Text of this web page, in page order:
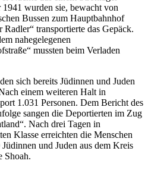
wurden sie, bewacht von
Bussen zum Hauptbahnhof
transportierte das Gepäck.
nahegelegenen
mussten beim Verladen
sich bereits Jüdinnen und Juden
einem weiteren Halt in
1.031 Personen. Dem Bericht des
sangen die Deportierten im Zug
Nach drei Tagen in
Klasse erreichten die Menschen
und Juden aus dem Kreis
Shoah.